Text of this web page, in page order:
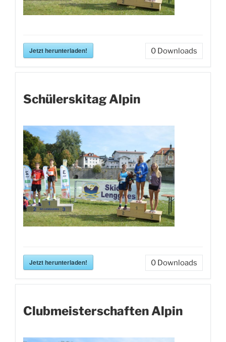
Jetzt herunterladen! 0 Downloads
Schülerskitag Alpin
Jetzt herunterladen! 0 Downloads
Clubmeisterschaften Alpin